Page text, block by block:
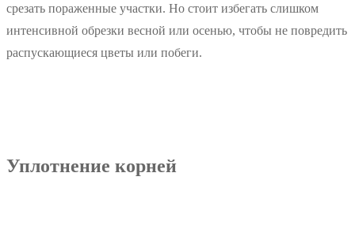
срезать пораженные участки. Но стоит избегать слишком
интенсивной обрезки весной или осенью, чтобы не повредить
распускающиеся цветы или побеги.
Уплотнение корней